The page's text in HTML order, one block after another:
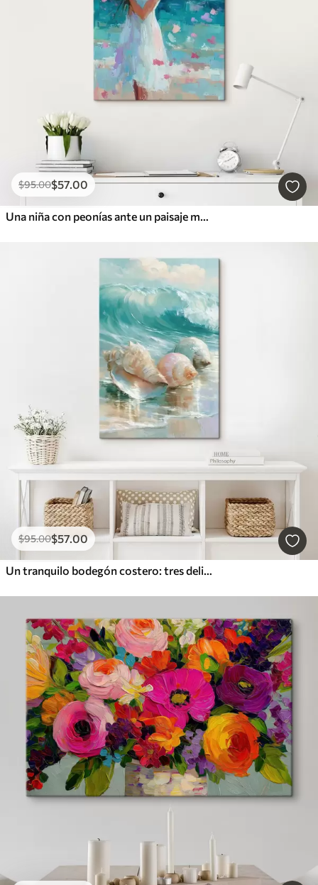
$95.00$57.00
Una niña con peonías ante un paisaje marino, pintado al estilo impasto
$95.00$57.00
Un tranquilo bodegón costero: tres delicadas conchas sobre la arena lisa y húmeda junto al mar, en un estilo al óleo